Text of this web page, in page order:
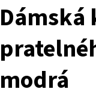
Dámská
modrá